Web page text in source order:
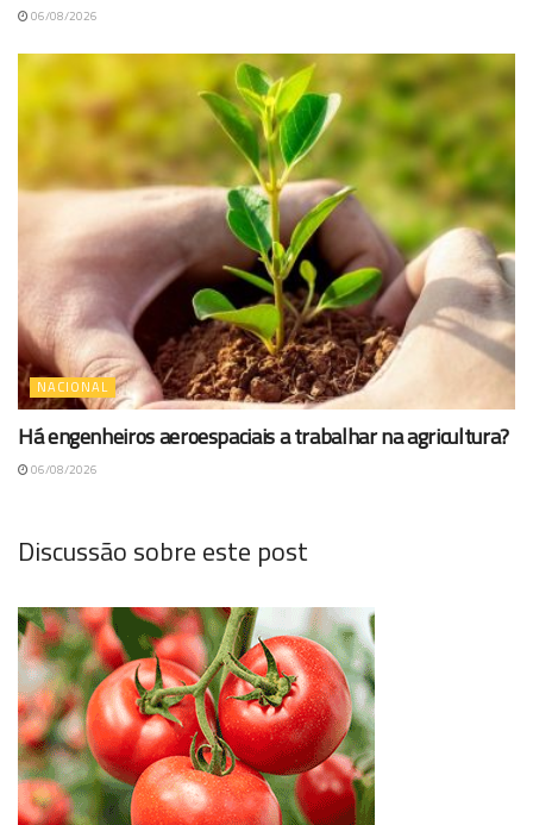
06/08/2026
NACIONAL
Há engenheiros aeroespaciais a trabalhar na agricultura?
06/08/2026
Discussão sobre este post